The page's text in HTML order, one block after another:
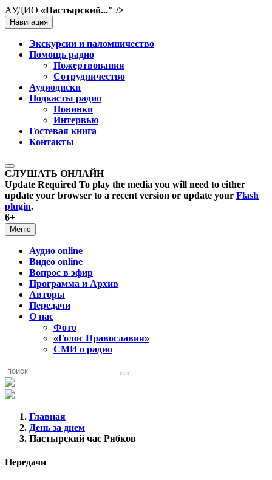
АУДИО «Пастырский..." />
Навигация
Экскурсии и паломничество
Помощь радио
Пожертвования
Сотрудничество
Аудиодиски
Подкасты радио
Новинки
Интервью
Гостевая книга
Контакты
СЛУШАТЬ ОНЛАЙН
Update Required To play the media you will need to either
update your browser to a recent version or update your Flash
plugin.
6+
Меню
Аудио online
Видео online
Вопрос в эфир
Программа и Архив
Авторы
Передачи
О нас
Фото
«Голос Православия»
СМИ о радио
Главная
День за днем
Пастырский час Рябков
Передачи